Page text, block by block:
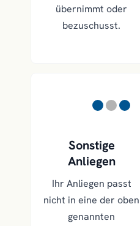
übernimmt oder
bezuschusst.
Sonstige
Anliegen
Ihr Anliegen passt
nicht in eine der oben
genannten